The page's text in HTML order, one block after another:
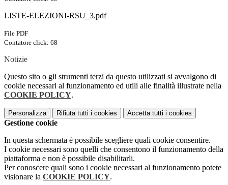
LISTE-ELEZIONI-RSU_3.pdf
File PDF
Contatore click: 68
Notizie
Questo sito o gli strumenti terzi da questo utilizzati si avvalgono di
cookie necessari al funzionamento ed utili alle finalità illustrate nella
COOKIE POLICY.
Personalizza Rifiuta tutti i cookies Accetta tutti i cookies
Gestione cookie
In questa schermata è possibile scegliere quali cookie consentire.
I cookie necessari sono quelli che consentono il funzionamento della
piattaforma e non è possibile disabilitarli.
Per conoscere quali sono i cookie necessari al funzionamento potete
visionare la COOKIE POLICY.